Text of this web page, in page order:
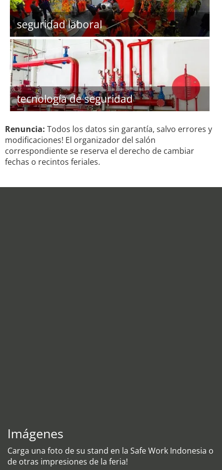
seguridad laboral
tecnología de seguridad
Renuncia: Todos los datos sin garantía, salvo errores y
modificaciones! El organizador del salón
correspondiente se reserva el derecho de cambiar
fechas o recintos feriales.
Imágenes
Carga una foto de su stand en la Safe Work Indonesia o
de otras impresiones de la feria!